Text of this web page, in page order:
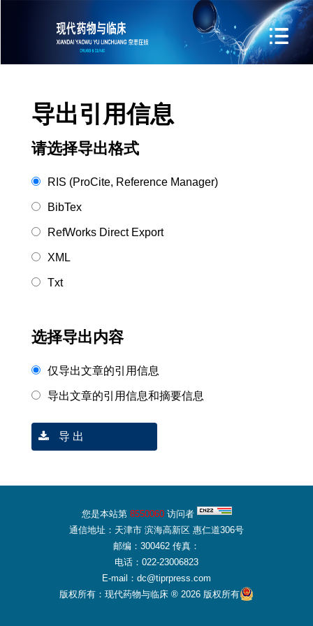
导出引用信息
请选择导出格式
RIS (ProCite, Reference Manager)
BibTex
RefWorks Direct Export
XML
Txt
选择导出内容
仅导出文章的引用信息
导出文章的引用信息和摘要信息
导 出
您是本站第 8550060访问者
通信地址：天津市 滨海高新区 惠仁道306号
邮编：300462 传真：
电话：022-23006823
E-mail：dc@tiprpress.com
版权所有：现代药物与临床 ® 2026 版权所有